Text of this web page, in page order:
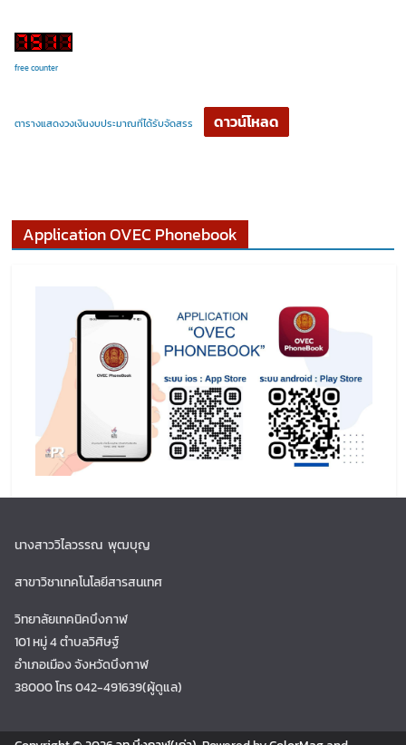
free counter
ตารางแสดงวงเงินงบประมาณที่ได้รับจัดสรร ดาวน์โหลด
Application OVEC Phonebook
นางสาววิไลวรรณ พุฒบุญ
สาขาวิชาเทคโนโลยีสารสนเทศ
วิทยาลัยเทคนิคบึงกาฬ
101 หมู่ 4 ตำบลวิศิษฐ์
อำเภอเมือง จังหวัดบึงกาฬ
38000 โทร 042-491639(ผู้ดูแล)